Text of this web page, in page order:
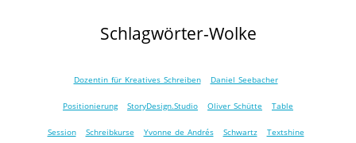
Schlagwörter-Wolke
Dozentin für Kreatives Schreiben Daniel Seebacher
Positionierung StoryDesign.Studio Oliver Schütte Table
Session Schreibkurse Yvonne de Andrés Schwartz Textshine